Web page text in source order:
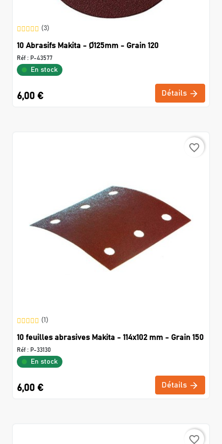
(3)
10 Abrasifs Makita - Ø125mm - Grain 120
Réf : P-43577
En stock
6,00 € Détails
favorite_border
(1)
10 feuilles abrasives Makita - 114x102 mm - Grain 150
Réf : P-33130
En stock
6,00 € Détails
favorite_border